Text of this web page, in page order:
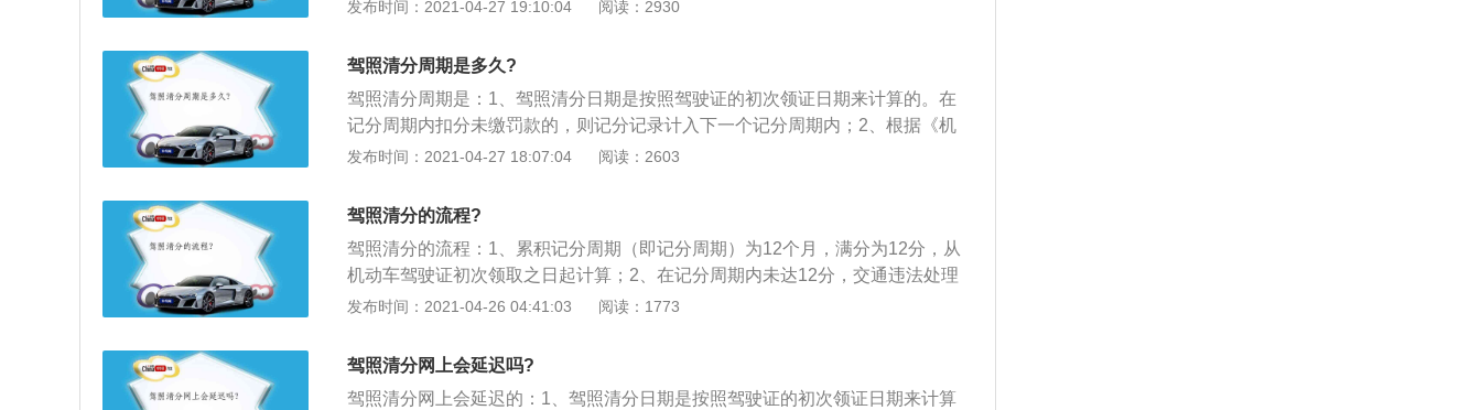
取之日起计算。依据道路交通安全违法行为的严重程度，一次记分的分值为：12
分、6分、3分、2分、1分五种；3、第六十九条机动车驾驶人在一个记分周期内
记分未达到12分，所处罚款已经缴纳的，记分予以清除；记分虽未达到12分，但
尚有罚款未缴纳的，记分转入下一记分周期。
发布时间：2021-04-27 19:10:04 阅读：2930
驾照清分周期是多久?
驾照清分周期是：1、驾照清分日期是按照驾驶证的初次领证日期来计算的。在
记分周期内扣分未缴罚款的，则记分记录计入下一个记分周期内；2、根据《机
动车驾驶证申领和使用规定》第六十五条道路交通安全违法行为累积记分周期
依据道路交通安全违法行为的严重程度，一次记分的分值为：12分、6分、3分、
2分、1分五种；3、机动车驾驶人在一个记分周期内记分未达到12分，所处罚款
已经缴纳的，记分予以清除；记分虽未达到12分，但尚有罚款未缴纳的，记分转
入下一记分周期。
发布时间：2021-04-27 18:07:04 阅读：2603
驾照清分的流程?
驾照清分的流程：1、累积记分周期（即记分周期）为12个月，满分为12分，从
机动车驾驶证初次领取之日起计算；2、在记分周期内未达12分，交通违法处理
完毕，需罚款且已缴纳，记分予以消除，尚有罚款未缴纳的，记分转入下一周
分、3分、2分、1分五种。
发布时间：2021-04-26 04:41:03 阅读：1773
驾照清分网上会延迟吗?
驾照清分网上会延迟的：1、驾照清分日期是按照驾驶证的初次领证日期来计算